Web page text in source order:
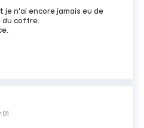
je n'ai encore jamais eu de
du coffre.